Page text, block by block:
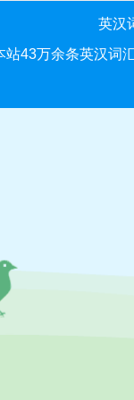
英汉
站43万余条英汉词